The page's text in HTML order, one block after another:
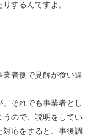
するんですよ。
者側で見解が食い違
それでも事業者とし
ので、説明をしてい
対応をすると、事後調